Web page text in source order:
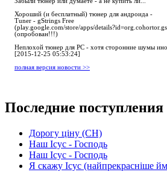
Хороший (и бесплатный) тюнер для андроида -
Tuner - gStrings Free
(play.google.com/store/apps/
(опробован!!!)
Неплохой тюнер для РС - хотя сторонние шумы
[2015-12-25 05:53:24]
полная версия новости >>
Последние поступления
Дорогу ціну (СН)
Наш Ісус - Господь
Наш Ісус - Господь
Я скажу Ісус (найпрекрасніше